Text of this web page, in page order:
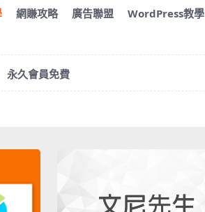
網賺攻略 廣告聯盟 WordPress教學
永久會員免費